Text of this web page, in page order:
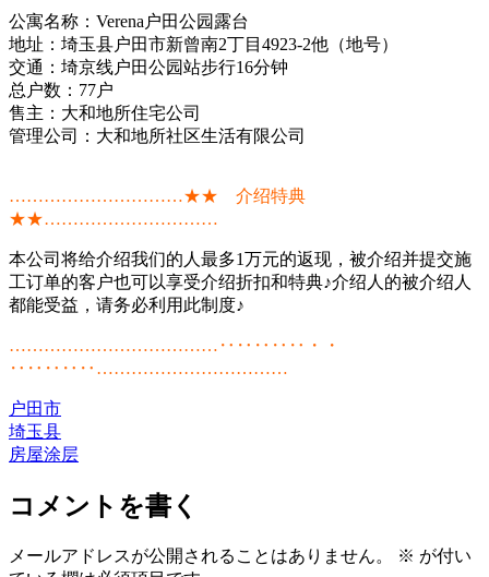
公寓名称： Verena户田公园露台
地址：埼玉县户田市新曾南2丁目4923-2他（地号）
交通：埼京线户田公园站步行16分钟
总户数：77户
售主：大和地所住宅公司
管理公司：大和地所社区生活有限公司
…………………………★★ 介绍特典
★★…………………………
本公司将给介绍我们的人最多1万元的返现，被介绍并提交施
工订单的客户也可以享受介绍折扣和特典♪介绍人的被介绍人
都能受益，请务必利用此制度♪
………………………………‥‥‥‥‥・・
‥‥‥‥‥……………………………
户田市
埼玉县
房屋涂层
コメントを書く
メールアドレスが公開されることはありません。 ※ が付い